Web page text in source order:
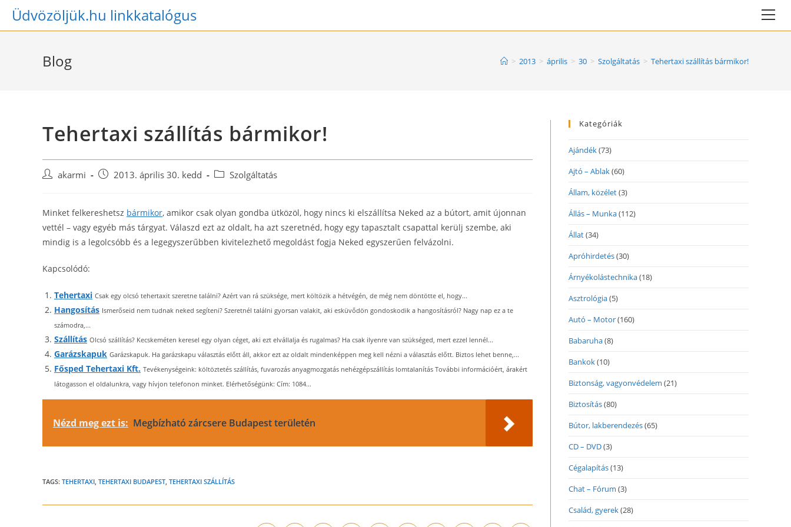
SkipÜdvözöljük.hu linkkatalógus
Blog > 2013 > április > 30 > Szolgáltatás > Tehertaxi szállítás bármikor!
Tehertaxi szállítás bármikor!
Postakarmi
Post 2013. április 30. kedd
PostSzolgáltatás
Minket felkereshetsz bármikor, amikor csak olyan gondba ütközöl, hogy nincs ki elszállítsa Neked az a bútort, amit újonnan
vettél – vagy egyéb más tárgyat. Válaszd ezt az oldalt, ha azt szeretnéd, hogy egy tapasztalt csapattal kerülj szembe, aki
mindig is a legolcsóbb és a legegyszerűbben kivitelezhető megoldást fogja Neked egyszerűen felvázolni.
Kapcsolódó:
Tehertaxi Csak egy olcsó tehertaxit szeretne találni? Azért van rá szüksége, mert költözik a hétvégén, de még nem döntötte el, hogy...
Hangosítás Ismerőseid nem tudnak neked segíteni? Szeretnél találni gyorsan valakit, aki esküvődön gondoskodik a hangosításról? Nagy nap ez a te
számodra,...
Szállítás Olcsó szállítás? Kecskeméten keresel egy olyan céget, aki ezt elvállalja és rugalmas? Ha csak ilyenre van szükséged, mert ezzel lennél...
Garázskapuk Garázskapuk. Ha garázskapu választás előtt áll, akkor ezt az oldalt mindenképpen meg kell nézni a választás előtt. Biztos lehet benne,...
Fősped Tehertaxi Kft. Tevékenységeink: költöztetés szállítás, fuvarozás anyagmozgatás nehézgépszállítás lomtalanítás További információért, árakért
látogasson el oldalunkra, vagy hívjon telefonon minket. Elérhetőségünk: Cím: 1084...
Nézd meg ezt is: Megbízható zárcsere Budapest területén
TAGS: TEHERTAXI, TEHERTAXI BUDAPEST, TEHERTAXI SZÁLLÍTÁS
Kategóriák
Ajándék(73)
Ajtó – Ablak(60)
Állam, közélet(3)
Állás – Munka(112)
Állat(34)
Apróhirdetés(30)
Árnyékolástechnika(18)
Asztrológia(5)
Autó – Motor(160)
Babaruha(8)
Bankok(10)
Biztonság, vagyonvédelem (21)
Biztosítás(80)
Bútor, lakberendezés(65)
CD – DVD(3)
Cégalapítás(13)
Chat – Fórum (3)
Család, gyerek(28)